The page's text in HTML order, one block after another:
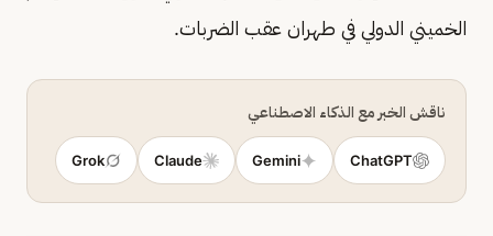
الخميني الدولي في طهران عقب الضربات.
ناقش الخبر مع الذكاء الاصطناعي
ChatGPT
Gemini
Claude
Grok